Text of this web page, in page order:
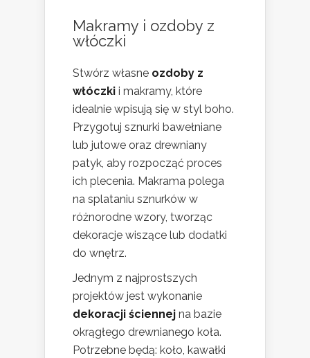
Makramy i ozdoby z
włóczki
Stwórz własne ozdoby z
włóczki i makramy, które
idealnie wpisują się w styl boho.
Przygotuj sznurki bawełniane
lub jutowe oraz drewniany
patyk, aby rozpocząć proces
ich plecenia. Makrama polega
na splataniu sznurków w
różnorodne wzory, tworząc
dekoracje wiszące lub dodatki
do wnętrz.
Jednym z najprostszych
projektów jest wykonanie
dekoracji ściennej na bazie
okrągłego drewnianego koła.
Potrzebne będą: koło, kawałki